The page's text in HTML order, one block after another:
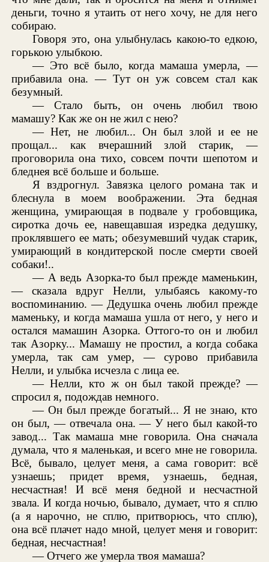
деньги, точно я утаить от него хочу, не для него
собираю.
Говоря это, она улыбнулась какою-то едкою,
горькою улыбкою.
— Это всё было, когда мамаша умерла, —
прибавила она. — Тут он уж совсем стал как
безумный.
— Стало быть, он очень любил твою
мамашу? Как же он не жил с нею?
— Нет, не любил... Он был злой и ее не
прощал... как вчерашний злой старик, —
проговорила она тихо, совсем почти шепотом и
бледнея всё больше и больше.
Я вздрогнул. Завязка целого романа так и
блеснула в моем воображении. Эта бедная
женщина, умирающая в подвале у гробовщика,
сиротка дочь ее, навещавшая изредка дедушку,
проклявшего ее мать; обезумевший чудак старик,
умирающий в кондитерской после смерти своей
собаки!..
— А ведь Азорка-то был прежде маменькин,
— сказала вдруг Нелли, улыбаясь какому-то
воспоминанию. — Дедушка очень любил прежде
маменьку, и когда мамаша ушла от него, у него и
остался мамашин Азорка. Оттого-то он и любил
так Азорку... Мамашу не простил, а когда собака
умерла, так сам умер, — сурово прибавила
Нелли, и улыбка исчезла с лица ее.
— Нелли, кто ж он был такой прежде? —
спросил я, подождав немного.
— Он был прежде богатый... Я не знаю, кто
он был, — отвечала она. — У него был какой-то
завод... Так мамаша мне говорила. Она сначала
думала, что я маленькая, и всего мне не говорила.
Всё, бывало, целует меня, а сама говорит: всё
узнаешь; придет время, узнаешь, бедная,
несчастная! И всё меня бедной и несчастной
звала. И когда ночью, бывало, думает, что я сплю
(а я нарочно, не сплю, притворюсь, что сплю),
она всё плачет надо мной, целует меня и говорит:
бедная, несчастная!
— Отчего же умерла твоя мамаша?